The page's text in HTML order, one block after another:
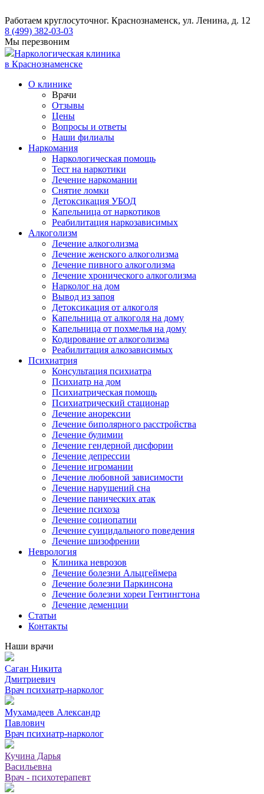
Работаем круглосуточног. Краснознаменск, ул. Ленина, д. 12
8 (499) 382-03-03
Мы перезвоним
Наркологическая клиника
в Краснознаменске
О клинике
Врачи
Отзывы
Цены
Вопросы и ответы
Наши филиалы
Наркомания
Наркологическая помощь
Тест на наркотики
Лечение наркомании
Снятие ломки
​​Детоксикация УБОД
Капельница от наркотиков
Реабилитация наркозависимых
Алкоголизм
Лечение алкоголизма
Лечение женского алкоголизма
Лечение пивного алкоголизма
Лечение хронического алкоголизма
Нарколог на дом
Вывод из запоя
Детоксикация от алкоголя
Капельница от алкоголя на дому
Капельница от похмелья на дому
Кодирование от алкоголизма
Реабилитация алкозависимых
Психиатрия
Консультация психиатра
Психиатр на дом
Психиатрическая помощь
Психиатрический стационар
Лечение анорексии
Лечение биполярного расстройства
Лечение булимии
Лечение гендерной дисфории
Лечение депрессии
Лечение игромании
Лечение любовной зависимости
Лечение нарушений сна
Лечение панических атак
Лечение психоза
Лечение социопатии
Лечение суицидального поведения
Лечение шизофрении
Неврология
Клиника неврозов
Лечение болезни Альцгеймера
Лечение болезни Паркинсона
Лечение болезни хореи Гентингтона
Лечение деменции
Статьи
Контакты
Наши врачи
Саган Никита
Дмитриевич
Врач психиатр-нарколог
Мухамадеев Александр
Павлович
Врач психиатр-нарколог
Кучина Дарья
Васильевна
Врач - психотерапевт